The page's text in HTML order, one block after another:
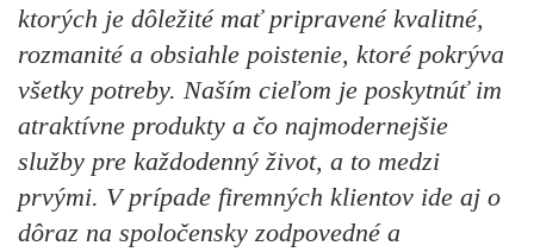
ktorých je dôležité mať pripravené kvalitné,
rozmanité a obsiahle poistenie, ktoré pokrýva
všetky potreby. Naším cieľom je poskytnúť im
atraktívne produkty a čo najmodernejšie
služby pre každodenný život, a to medzi
prvými. V prípade firemných klientov ide aj o
dôraz na spoločensky zodpovedné a